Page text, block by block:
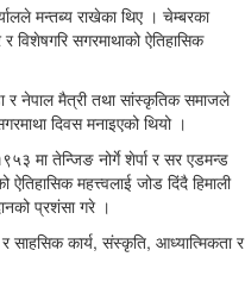
मन्तब्य राखेका थिए । चेम्बरका
विशेषगरि सगरमाथाको ऐतिहासिक
र नेपाल मैत्री तथा सांस्कृतिक समाजले
दिवस मनाइएको थियो ।
मा तेन्जिङ नोर्गे शेर्पा र सर एडमन्ड
महत्त्वलाई जोड दिंदै हिमाली
प्रशंसा गरे ।
कार्य, संस्कृति, आध्यात्मिकता र